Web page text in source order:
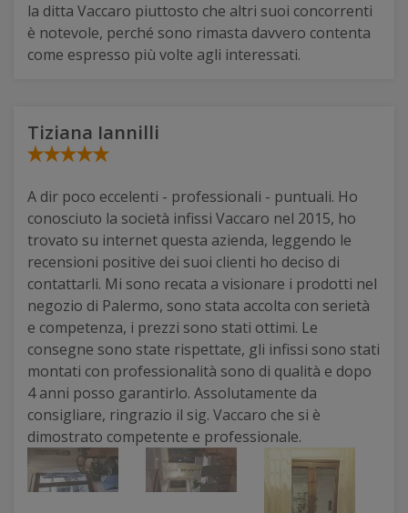
la ditta Vaccaro piuttosto che altri suoi concorrenti
è notevole, perché sono rimasta davvero contenta
come espresso più volte agli interessati.
Tiziana Iannilli
A dir poco eccelenti - professionali - puntuali. Ho
conosciuto la società infissi Vaccaro nel 2015, ho
trovato su internet questa azienda, leggendo le
recensioni positive dei suoi clienti ho deciso di
contattarli. Mi sono recata a visionare i prodotti nel
negozio di Palermo, sono stata accolta con serietà
e competenza, i prezzi sono stati ottimi. Le
consegne sono state rispettate, gli infissi sono stati
montati con professionalità sono di qualità e dopo
4 anni posso garantirlo. Assolutamente da
consigliare, ringrazio il sig. Vaccaro che si è
dimostrato competente e professionale.